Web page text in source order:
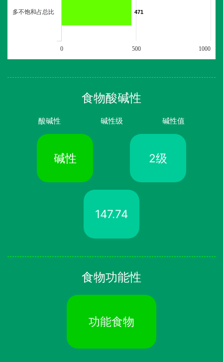
471
471
多不饱和占总比
0 500 1000
食物酸碱性
酸碱性 碱性级 碱性值
碱性 2级
147.74
食物功能性
功能食物